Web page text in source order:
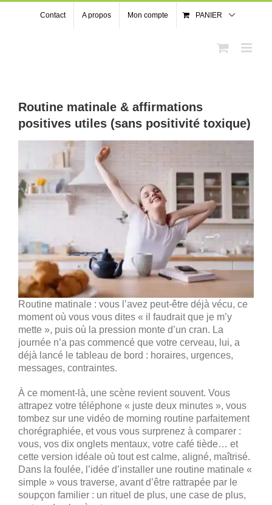
Contact A propos Mon compte PANIER
Routine matinale & affirmations
positives utiles (sans positivité toxique)
Routine matinale : vous l’avez peut-être déjà vécu, ce
moment où vous vous dites « il faudrait que je m’y
mette », puis où la pression monte d’un cran. La
journée n’a pas commencé que votre cerveau, lui, a
déjà lancé le tableau de bord : horaires, urgences,
messages, contraintes.
À ce moment-là, une scène revient souvent. Vous
attrapez votre téléphone « juste deux minutes », vous
tombez sur une vidéo de morning routine parfaitement
chorégraphiée, et vous vous surprenez à comparer :
vous, vos dix onglets mentaux, votre café tiède… et
cette version idéale où tout est calme, aligné, maîtrisé.
Dans la foulée, l’idée d’installer une routine matinale «
simple » vous traverse, avant d’être rattrapée par le
soupçon familier : un rituel de plus, une case de plus,